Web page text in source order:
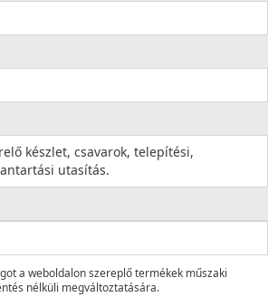
készlet, csavarok, telepítési,
utasítás.
a weboldalon szereplő termékek műszaki
nélküli megváltoztatására.